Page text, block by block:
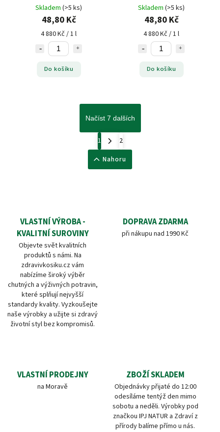
Skladem (>5 ks)
48,80 Kč
4 880 Kč / 1 l
Do košíku
Skladem (>5 ks)
48,80 Kč
4 880 Kč / 1 l
Do košíku
Načíst 7 dalších
1
2
Nahoru
VLASTNÍ VÝROBA -
KVALITNÍ SUROVINY
Objevte svět kvalitních
produktů s námi. Na
zdravivkosiku.cz vám
nabízíme široký výběr
chutných a výživných potravin,
které splňují nejvyšší
standardy kvality. Vyzkoušejte
naše výrobky a užijte si zdravý
životní styl bez kompromisů.
DOPRAVA ZDARMA
při nákupu nad 1990 Kč
VLASTNÍ PRODEJNY
na Moravě
ZBOŽÍ SKLADEM
Objednávky přijaté do 12:00
odesíláme tentýž den mimo
sobotu a neděli. Výrobky pod
značkou IPJ NATUR a Zdraví z
přírody balíme přímo u nás.